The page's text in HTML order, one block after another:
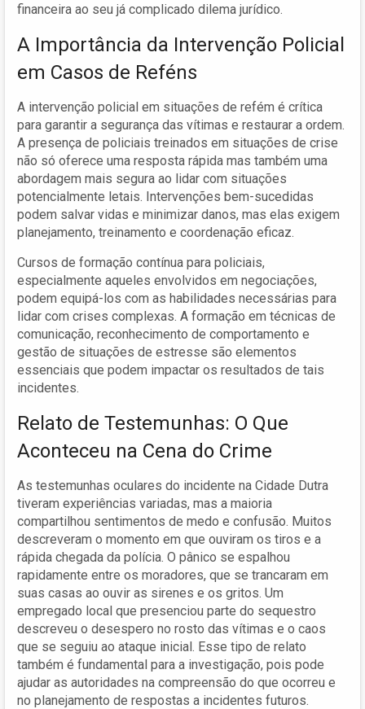
financeira ao seu já complicado dilema jurídico.
A Importância da Intervenção Policial
em Casos de Reféns
A intervenção policial em situações de refém é crítica
para garantir a segurança das vítimas e restaurar a ordem.
A presença de policiais treinados em situações de crise
não só oferece uma resposta rápida mas também uma
abordagem mais segura ao lidar com situações
potencialmente letais. Intervenções bem-sucedidas
podem salvar vidas e minimizar danos, mas elas exigem
planejamento, treinamento e coordenação eficaz.
Cursos de formação contínua para policiais,
especialmente aqueles envolvidos em negociações,
podem equipá-los com as habilidades necessárias para
lidar com crises complexas. A formação em técnicas de
comunicação, reconhecimento de comportamento e
gestão de situações de estresse são elementos
essenciais que podem impactar os resultados de tais
incidentes.
Relato de Testemunhas: O Que
Aconteceu na Cena do Crime
As testemunhas oculares do incidente na Cidade Dutra
tiveram experiências variadas, mas a maioria
compartilhou sentimentos de medo e confusão. Muitos
descreveram o momento em que ouviram os tiros e a
rápida chegada da polícia. O pânico se espalhou
rapidamente entre os moradores, que se trancaram em
suas casas ao ouvir as sirenes e os gritos. Um
empregado local que presenciou parte do sequestro
descreveu o desespero no rosto das vítimas e o caos
que se seguiu ao ataque inicial. Esse tipo de relato
também é fundamental para a investigação, pois pode
ajudar as autoridades na compreensão do que ocorreu e
no planejamento de respostas a incidentes futuros.